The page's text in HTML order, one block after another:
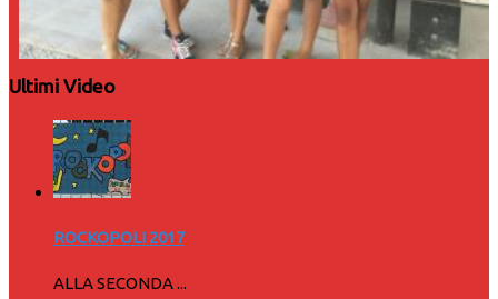
Ultimi Video
ROCKOPOLI 2017
ALLA SECONDA ...